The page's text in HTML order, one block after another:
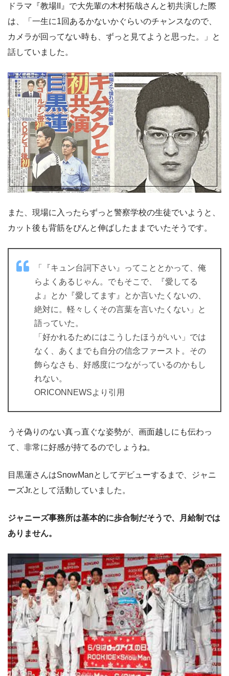
ドラマ『教場II』で大先輩の木村拓哉さんと初共演した際
は、「一生に1回あるかないかぐらいのチャンスなので、
カメラが回ってない時も、ずっと見てようと思った。」と
話していました。
また、現場に入ったらずっと警察学校の生徒でいようと、
カット後も背筋をぴんと伸ばしたままでいたそうです。
「『キュン台詞下さい』ってこととかって、俺
らよくあるじゃん。でもそこで、『愛してる
よ』とか『愛してます』とか言いたくないの、
絶対に。軽々しくその言葉を言いたくない」と
語っていた。
「好かれるためにはこうしたほうがいい」では
なく、あくまでも自分の信念ファースト。その
飾らなさも、好感度につながっているのかもし
れない。
ORICONNEWSより引用
うそ偽りのない真っ直ぐな姿勢が、画面越しにも伝わっ
て、非常に好感が持てるのでしょうね。
目黒蓮さんはSnowManとしてデビューするまで、ジャニ
ーズJr.として活動していました。
ジャニーズ事務所は基本的に歩合制だそうで、月給制では
ありません。